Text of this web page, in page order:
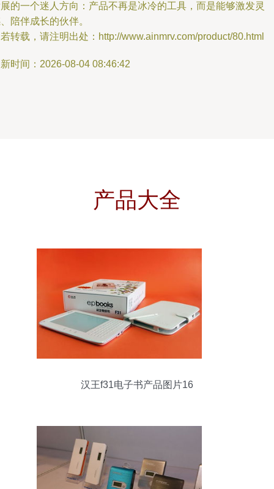
的一个迷人方向：产品不再是冰冷的工具，而是能够激发灵
陪伴成长的伙伴。
转载，请注明出处：http://www.ainmrv.com/product/80.html
时间：2026-08-04 08:46:42
产品大全
汉王f31电子书产品图片16